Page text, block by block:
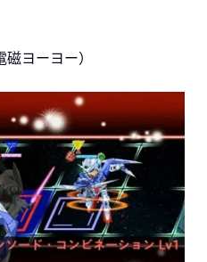
ヨーヨー）